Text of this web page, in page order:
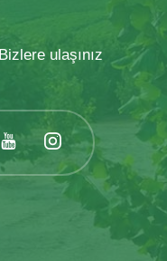
ulaşınız